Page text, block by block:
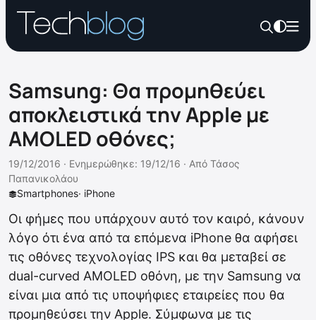
Samsung: Θα προμηθεύει
αποκλειστικά την Apple με
AMOLED oθόνες;
Smartphones· iPhone
19/12/2016 · Ενημερώθηκε: 19/12/16 · Από Τάσος
Παπανικολάου
Οι φήμες που υπάρχουν αυτό τον καιρό, κάνουν
λόγο ότι ένα από τα επόμενα iPhone θα αφήσει
τις οθόνες τεχνολογίας IPS και θα μεταβεί σε
dual-curved AMOLED οθόνη, με την Samsung να
είναι μια από τις υποψήφιες εταιρείες που θα
προμηθεύσει την Apple. Σύμφωνα με τις